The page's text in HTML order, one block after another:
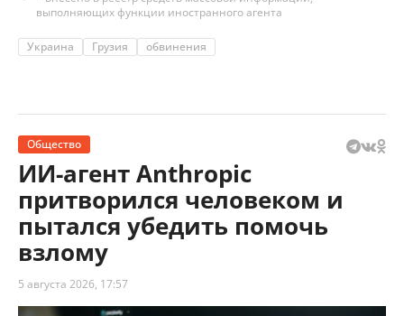
выполняющих функции иностранного агента
Украина Грузия обвинения
Общество
ИИ-агент Anthropic
притворился человеком и
пытался убедить помочь
взлому
5 августа 2026, 17:57